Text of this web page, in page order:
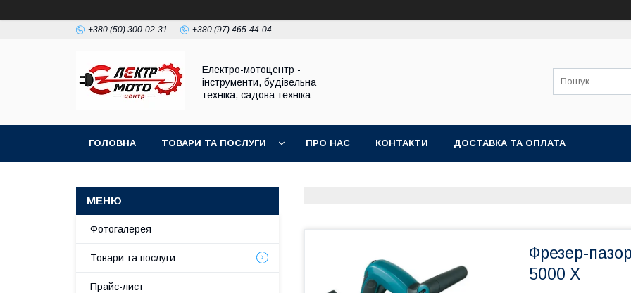
+380 (50) 300-02-31 +380 (97) 465-44-04
Електро-мотоцентр -
інструменти, будівельна
техніка, садова техніка
ГОЛОВНА ТОВАРИ ТА ПОСЛУГИ ПРО НАС КОНТАКТИ ДОСТАВКА ТА ОПЛАТА
Фрезер-
5000 X
Фотогалерея
Товари та послуги
Прайс-лист